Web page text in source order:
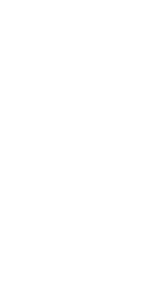
Kombinationen von